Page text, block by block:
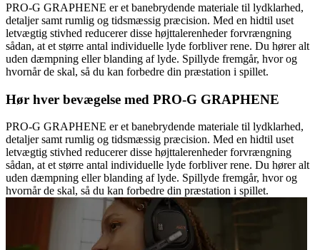
PRO-G GRAPHENE er et banebrydende materiale til lydklarhed,
detaljer samt rumlig og tidsmæssig præcision. Med en hidtil uset
letvægtig stivhed reducerer disse højttalerenheder forvrængning
sådan, at et større antal individuelle lyde forbliver rene. Du hører alt
uden dæmpning eller blanding af lyde. Spillyde fremgår, hvor og
hvornår de skal, så du kan forbedre din præstation i spillet.
Hør hver bevægelse med PRO-G GRAPHENE
PRO-G GRAPHENE er et banebrydende materiale til lydklarhed,
detaljer samt rumlig og tidsmæssig præcision. Med en hidtil uset
letvægtig stivhed reducerer disse højttalerenheder forvrængning
sådan, at et større antal individuelle lyde forbliver rene. Du hører alt
uden dæmpning eller blanding af lyde. Spillyde fremgår, hvor og
hvornår de skal, så du kan forbedre din præstation i spillet.